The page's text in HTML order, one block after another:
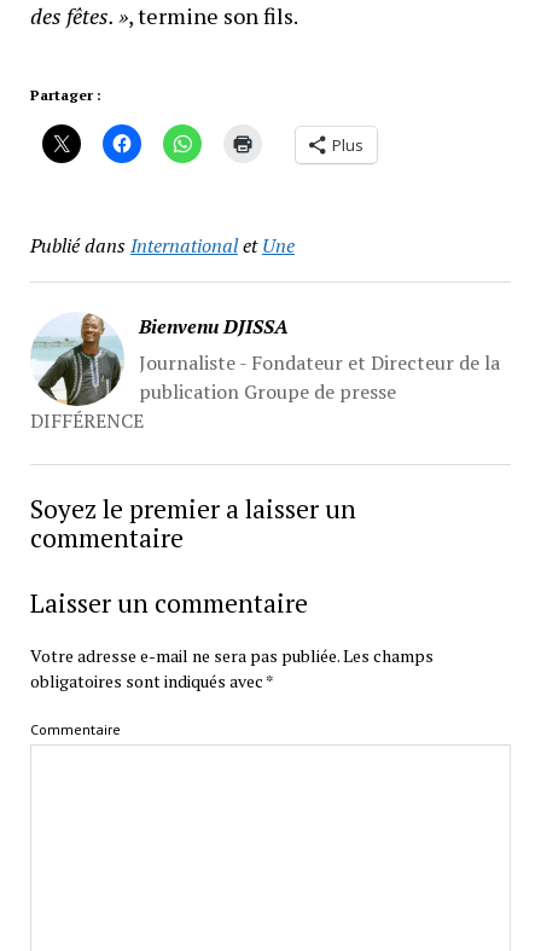
des fêtes. », termine son fils.
Partager :
Plus
Publié dansInternationaletUne
Bienvenu DJISSA
Journaliste - Fondateur et Directeur de la
publication Groupe de presse
DIFFÉRENCE
Soyez le premier a laisser un
commentaire
Laisser un commentaire
Votre adresse e-mail ne sera pas publiée.Les champs
obligatoires sont indiqués avec *
Commentaire